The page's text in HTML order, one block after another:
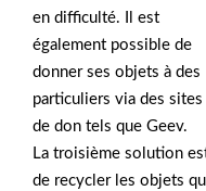
en difficulté. Il est
également possible de
donner ses objets à des
particuliers via des sites
de don tels que Geev.
La troisième solution
de recycler les objets